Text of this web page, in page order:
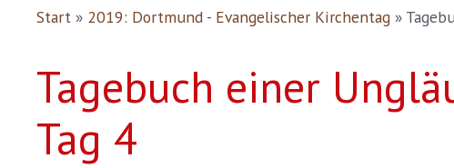
Start » 2019: Dortmund - Evangelischer Kirchentag »
Tagebuch einer
Tag 4